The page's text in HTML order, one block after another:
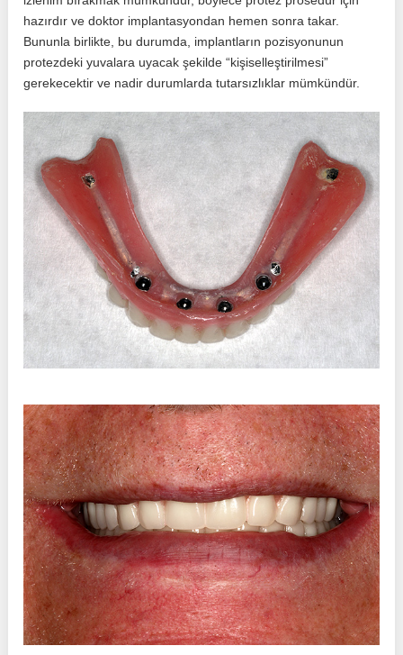
hazırdır ve doktor implantasyondan hemen sonra takar.
Bununla birlikte, bu durumda, implantların pozisyonunun
protezdeki yuvalara uyacak şekilde “kişiselleştirilmesi”
gerekecektir ve nadir durumlarda tutarsızlıklar mümkündür.